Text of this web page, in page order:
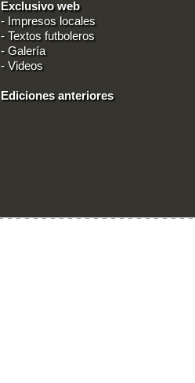
Exclusivo web
- Impresos locales
- Textos futboleros
-Galería
-Videos
Ediciones anteriores